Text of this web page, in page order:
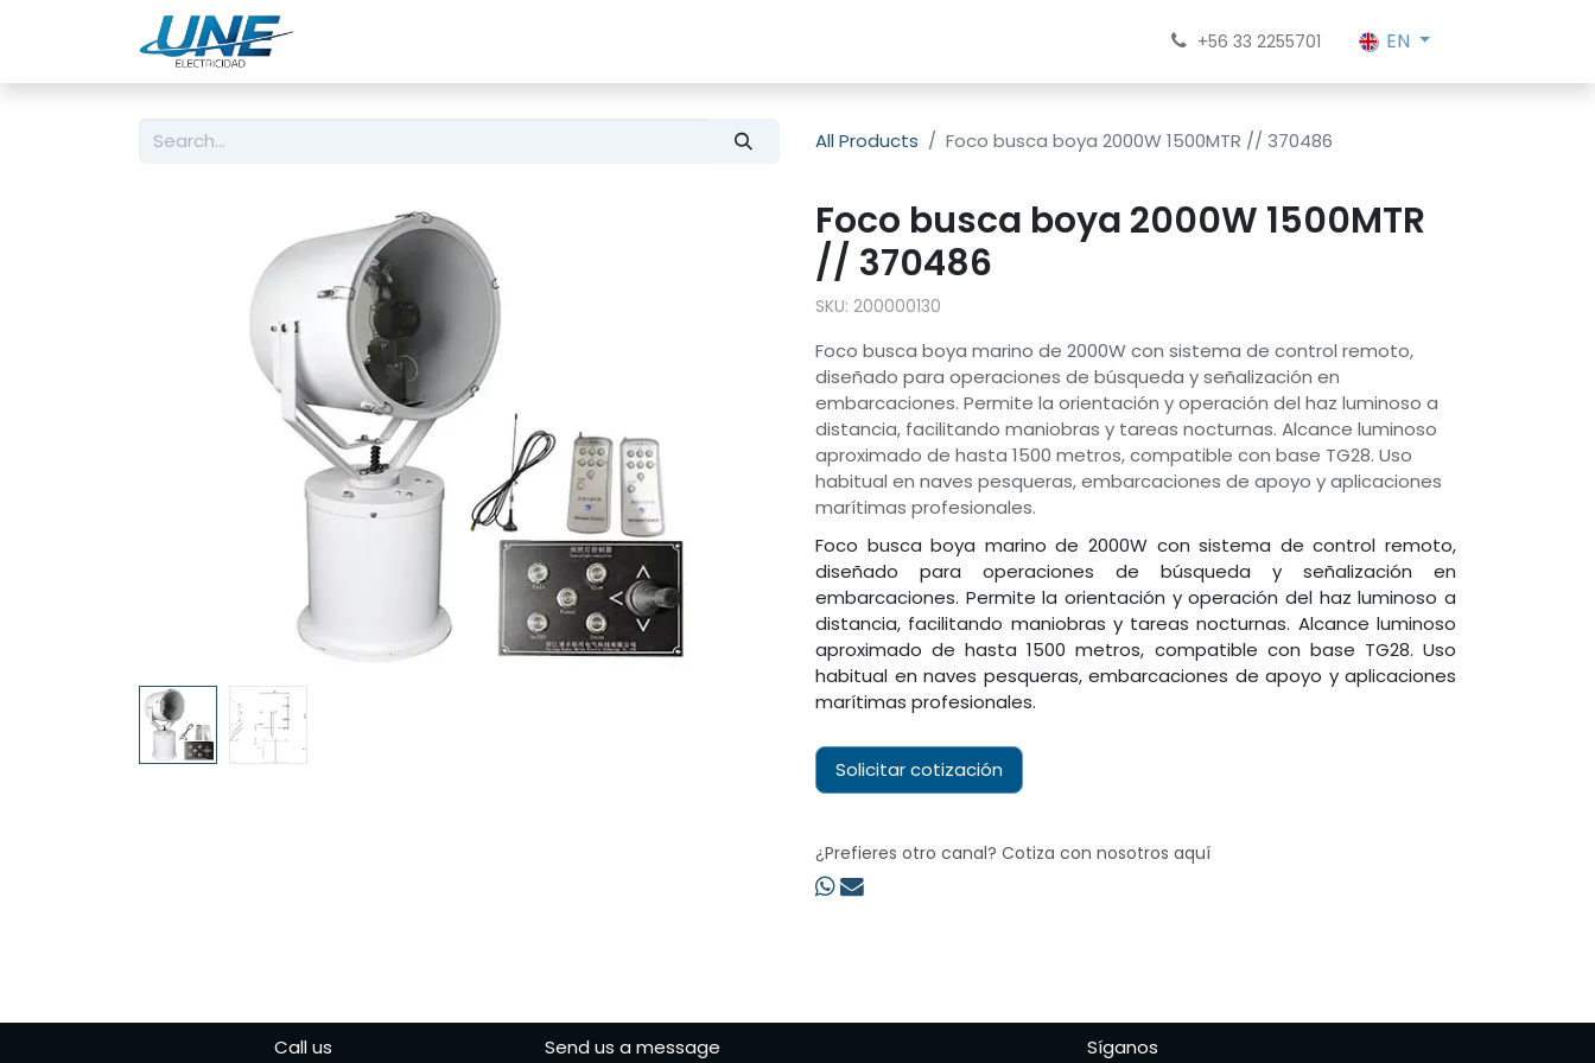
+56 33 2255701 EN
All Products Foco busca boya 2000W 1500MTR // 370486
Foco busca boya 2000W 1500MTR
// 370486
SKU: 200000130
Foco busca boya marino de 2000W con sistema de control remoto,
diseñado para operaciones de búsqueda y señalización en
embarcaciones. Permite la orientación y operación del haz luminoso a
distancia, facilitando maniobras y tareas nocturnas. Alcance luminoso
aproximado de hasta 1500 metros, compatible con base TG28. Uso
habitual en naves pesqueras, embarcaciones de apoyo y aplicaciones
marítimas profesionales.
Foco busca boya marino de 2000W con sistema de control remoto,
diseñado para operaciones de búsqueda y señalización en
embarcaciones. Permite la orientación y operación del haz luminoso a
distancia, facilitando maniobras y tareas nocturnas. Alcance luminoso
aproximado de hasta 1500 metros, compatible con base TG28. Uso
habitual en naves pesqueras, embarcaciones de apoyo y aplicaciones
marítimas profesionales.
Solicitar cotización
¿Prefieres otro canal? Cotiza con nosotros aquí
Call us Send us a message Síganos